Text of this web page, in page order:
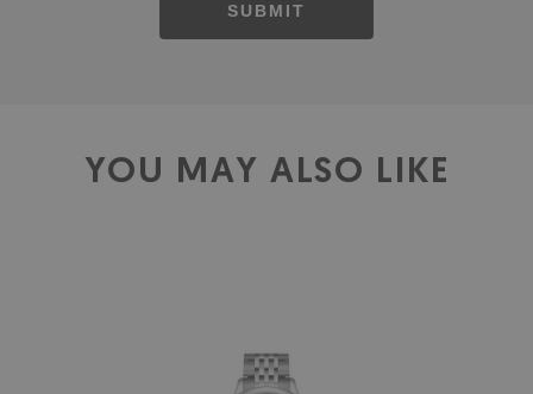
SUBMIT
YOU MAY ALSO LIKE